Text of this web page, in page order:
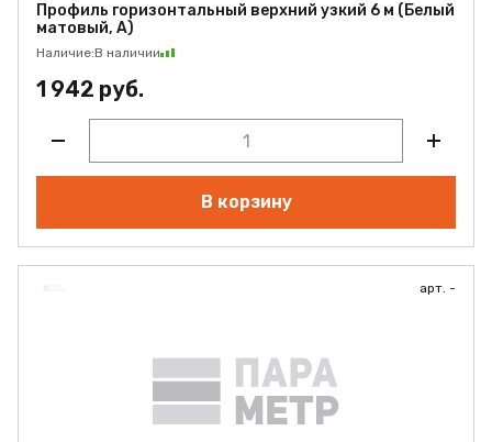
Профиль горизонтальный верхний узкий 6 м (Белый
матовый, А)
Наличие:В наличии
1 942 руб.
В корзину
арт. -